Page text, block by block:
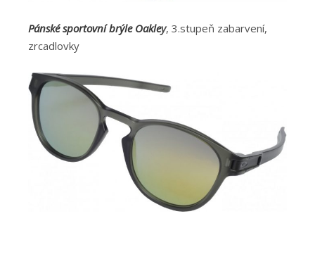
Pánské sportovní brýle Oakley, 3.stupeň zabarvení,
zrcadlovky